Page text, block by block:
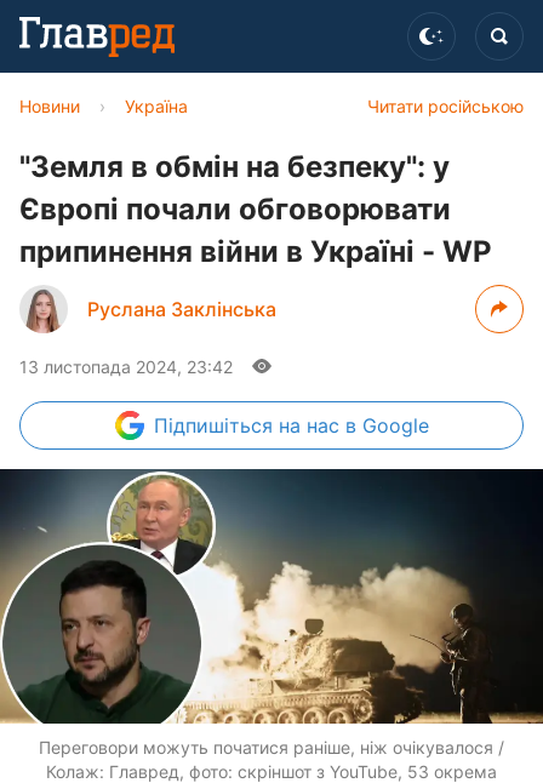
Читати російською
Новини › Україна
"Земля в обмін на безпеку": у
Європі почали обговорювати
припинення війни в Україні - WP
Руслана Заклінська
13 листопада 2024, 23:42
Підпишіться на нас в Google
Переговори можуть початися раніше, ніж очікувалося /
Колаж: Главред, фото: скріншот з YouTube, 53 окрема